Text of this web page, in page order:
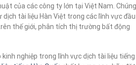
của các công ty lớn tại Việt Nam. Chúng
tài liệu Hàn Việt trong các lĩnh vực đầu
thế giới, phân tích thị trường bất động
nghiệp trong lĩnh vực dịch tài liệu tiếng